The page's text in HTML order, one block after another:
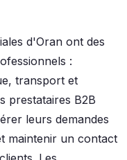
d'Oran ont des
:
transport et
prestataires B2B
leurs demandes
maintenir un contact